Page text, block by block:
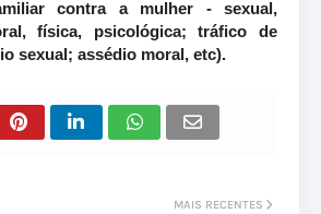
contra a mulher - sexual,
física, psicológica; tráfico de
sexual; assédio moral, etc).
MAIS RECENTES